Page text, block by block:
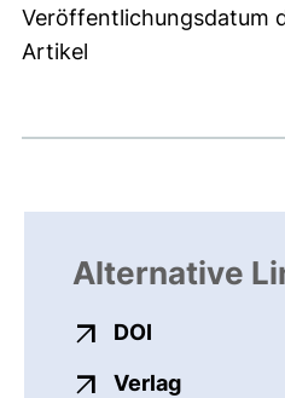
Veröffentlichungsdatum
Artikel
Alternative
DOI
Verlagexterner